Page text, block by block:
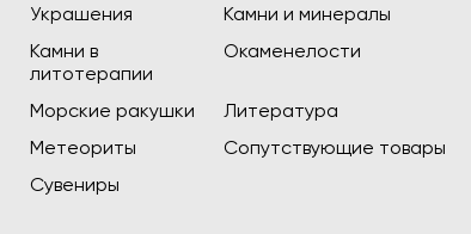
Украшения
Камни и минералы
Камни в
литотерапии
Окаменелости
Морские ракушки
Литература
Метеориты
Сопутствующие товары
Сувениры